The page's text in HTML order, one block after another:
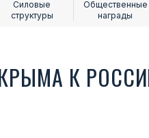
Силовые
структуры
Общественные
награды
К